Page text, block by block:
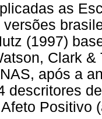
as
(1997)
Clark
após a
descritores
Positivo